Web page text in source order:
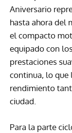
Aniversario
hasta ahora del
el compacto
equipado con
prestaciones
continua, lo que
rendimiento
ciudad.
Para la parte